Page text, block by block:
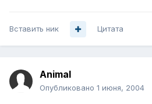
Вставить ник Цитата
Animal
Опубликовано 1 июня, 2004